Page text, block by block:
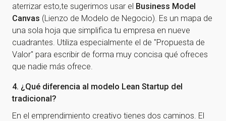
aterrizar esto,te sugerimos usar el Business Model
Canvas (Lienzo de Modelo de Negocio). Es un mapa de
una sola hoja que simplifica tu empresa en nueve
cuadrantes. Utiliza especialmente el de "Propuesta de
Valor" para escribir de forma muy concisa qué ofreces
que nadie más ofrece.
4. ¿Qué diferencia al modelo Lean Startup del
tradicional?
En el emprendimiento creativo tienes dos caminos. El